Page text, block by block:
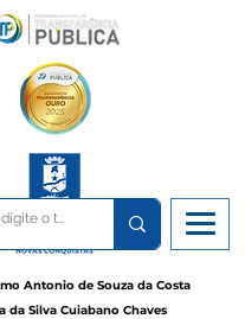
Antonio de Souza da Costa
da Silva Cuiabano Chaves